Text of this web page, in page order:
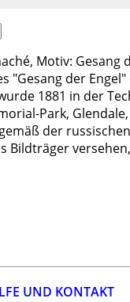
Motiv: Gesang
"Gesang der
1881 in der
Park,
der
Bildträger
UND KONTAKT